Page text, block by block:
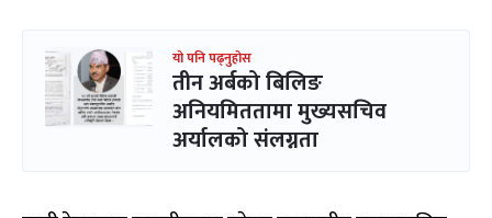
यो पनि पढ्नुहोस
तीन अर्बको बिलिङ
अनियमिततामा मुख्यसचिव
अर्यालको संलग्नता